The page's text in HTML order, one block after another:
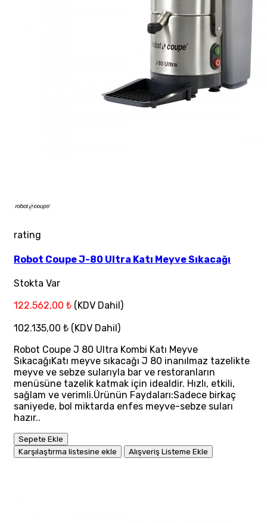
rating
Robot Coupe J-80 Ultra Katı Meyve Sıkacağı
Stokta Var
122.562,00 ₺ (KDV Dahil)
102.135,00 ₺ (KDV Dahil)
Robot Coupe J 80 Ultra Kombi Katı Meyve
SıkacağıKatı meyve sıkacağı J 80 inanılmaz tazelikte
meyve ve sebze sularıyla bar ve restoranların
menüsüne tazelik katmak için idealdir. Hızlı, etkili,
sağlam ve verimli.Ürünün Faydaları:Sadece birkaç
saniyede, bol miktarda enfes meyve-sebze suları
hazır..
Sepete Ekle
Karşılaştırma listesine ekle
Alışveriş Listeme Ekle